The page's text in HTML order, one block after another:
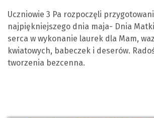
Uczniowie 3 Pa rozpoczęli
najpiękniejszego dnia maja- Dnia
serca w wykonanie laurek dla Mam,
kwiatowych, babeczek i deserów.
tworzenia bezcenna.